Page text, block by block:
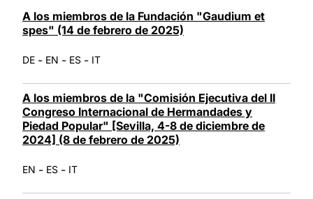
A los miembros de la Fundación "Gaudium et
spes" (14 de febrero de 2025)
DE - EN - ES - IT
A los miembros de la "Comisión Ejecutiva del II
Congreso Internacional de Hermandades y
Piedad Popular" [Sevilla, 4-8 de diciembre de
2024] (8 de febrero de 2025)
EN - ES - IT